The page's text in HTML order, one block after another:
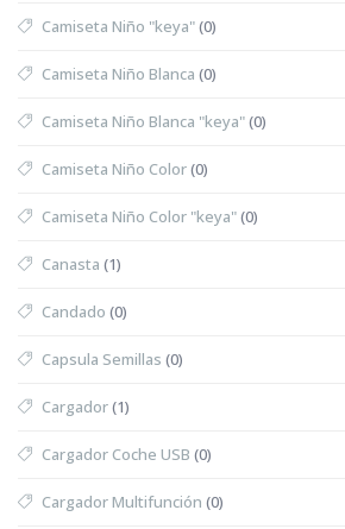
Camiseta Niño "keya"(0)
Camiseta Niño Blanca (0)
Camiseta Niño Blanca "keya"(0)
Camiseta Niño Color(0)
Camiseta Niño Color "keya"(0)
Canasta (1)
Candado (0)
Capsula Semillas (0)
Cargador(1)
Cargador Coche USB (0)
Cargador Multifunción (0)